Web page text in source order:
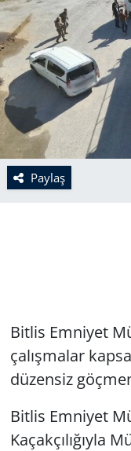
Paylaş
Bitlis Emniyet
çalışmalar
düzensiz
Bitlis Emniyet
Kaçakçılığıyla